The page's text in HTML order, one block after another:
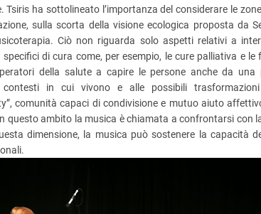
Tsiris ha sottolineato l’importanza del considerare le
sulla scorta della visione ecologica proposta da
Ciò non riguarda solo aspetti relativi a
di cura come, per esempio, le cure palliativa e
della salute a capire le persone anche da una
contesti in cui vivono e alle possibili
comunità capaci di condivisione e mutuo aiuto
questo ambito la musica è chiamata a confrontarsi con
dimensione, la musica può sostenere la capacità